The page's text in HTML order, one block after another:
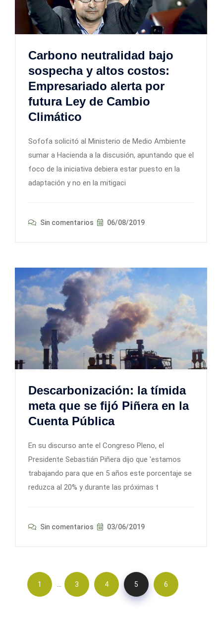
Carbono neutralidad bajo
sospecha y altos costos:
Empresariado alerta por
futura Ley de Cambio
Climático
Sofofa solicitó al Ministerio de Medio Ambiente
sumar a Hacienda a la discusión, apuntando que el
foco de la iniciativa debiera estar puesto en la
adaptación y no en la mitigaci
Sin comentarios 06/08/2019
Descarbonización: la tímida
meta que se fijó Piñera en la
Cuenta Pública
En su discurso ante el Congreso Pleno, el
Presidente Sebastián Piñera dijo que 'estamos
trabajando para que en 5 años este porcentaje se
reduzca al 20% y durante las próximas t
Sin comentarios 03/06/2019
1 … 3 4 5 6